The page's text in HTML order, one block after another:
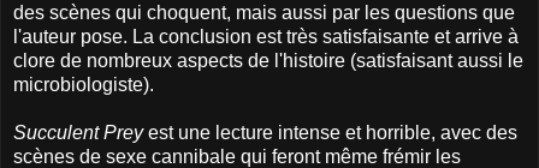
des scènes qui choquent, mais aussi par les questions que
l'auteur pose. La conclusion est très satisfaisante et arrive à
clore de nombreux aspects de l'histoire (satisfaisant aussi le
microbiologiste).
Succulent Preyest une lecture intense et horrible, avec des
scènes de sexe cannibale qui feront même frémir les